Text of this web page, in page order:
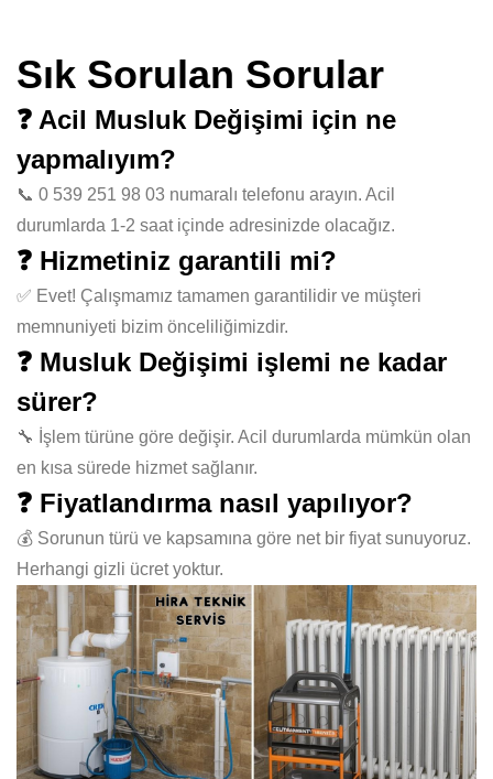
Sık Sorulan Sorular
❓ Acil Musluk Değişimi için ne
yapmalıyım?
📞 0 539 251 98 03 numaralı telefonu arayın. Acil
durumlarda 1-2 saat içinde adresinizde olacağız.
❓ Hizmetiniz garantili mi?
✅ Evet! Çalışmamız tamamen garantilidir ve müşteri
memnuniyeti bizim önceliliğimizdir.
❓ Musluk Değişimi işlemi ne kadar
sürer?
🔧 İşlem türüne göre değişir. Acil durumlarda mümkün olan
en kısa sürede hizmet sağlanır.
❓ Fiyatlandırma nasıl yapılıyor?
💰 Sorunun türü ve kapsamına göre net bir fiyat sunuyoruz.
Herhangi gizli ücret yoktur.